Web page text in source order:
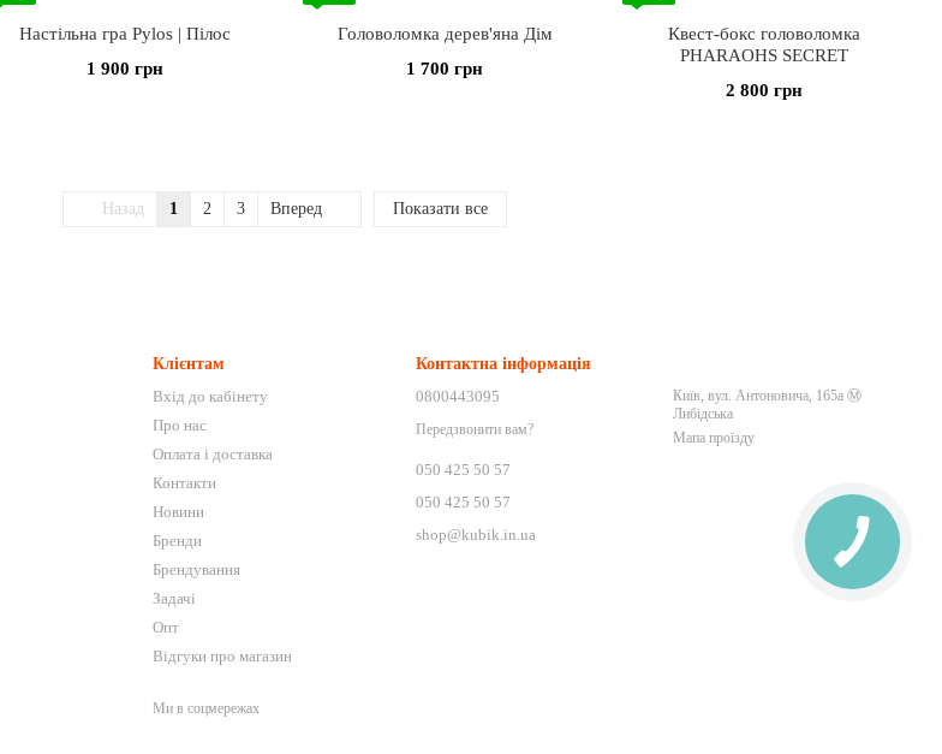
Настільна гра Pylos | Пілос
1 900 грн
Головоломка дерев'яна Дім
1 700 грн
Квест-бокс головоломка
PHARAOHS SECRET
2 800 грн
Назад 1 2 3 Вперед Показати все
Клієнтам
Вхід до кабінету
Про нас
Оплата і доставка
Контакти
Новини
Бренди
Брендування
Задачі
Опт
Відгуки про магазин
Ми в соцмережах
Контактна інформація
0800443095
Передзвонити вам?
050 425 50 57
050 425 50 57
shop@kubik.in.ua
Київ, вул. Антоновича, 165а Ⓜ️
Либідська
Мапа проїзду